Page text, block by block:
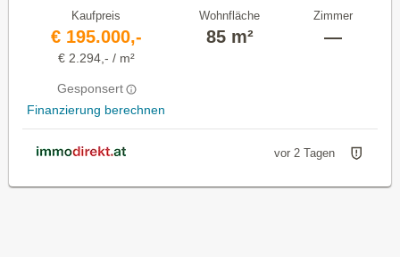
Kaufpreis
€ 195.000,-
€ 2.294,- / m²
Gesponsert
Finanzierung berechnen
Wohnfläche
85 m²
Zimmer
—
vor 2 Tagen